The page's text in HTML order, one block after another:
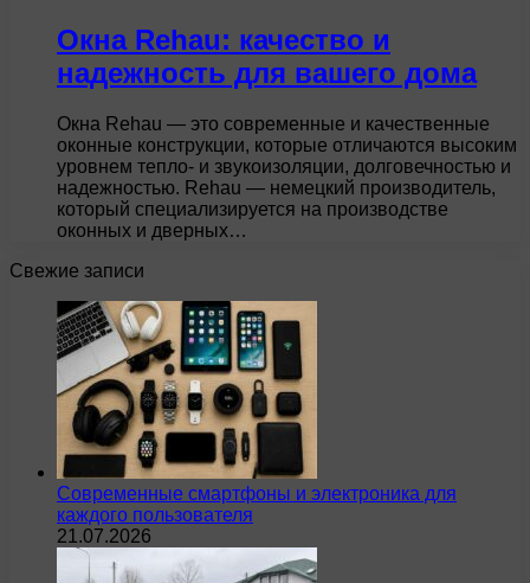
Окна Rehau: качество и
надежность для вашего дома
Окна Rehau — это современные и качественные
оконные конструкции, которые отличаются высоким
уровнем тепло- и звукоизоляции, долговечностью и
надежностью. Rehau — немецкий производитель,
который специализируется на производстве
оконных и дверных…
Свежие записи
Современные смартфоны и электроника для
каждого пользователя
21.07.2026